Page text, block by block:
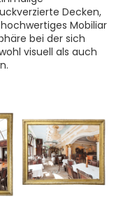
Decken,
Mobiliar
bei der sich
visuell als auch